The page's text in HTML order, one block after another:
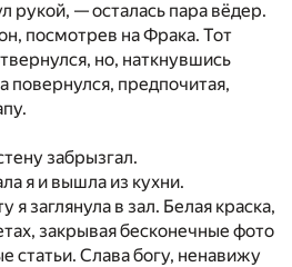
рукой, — осталась пара вёдер.
посмотрев на Фрака. Тот
но, наткнувшись
повернулся, предпочитая,
забрызгал.
я и вышла из кухни.
я заглянула в зал. Белая краска,
закрывая бесконечные фото
статьи. Слава богу, ненавижу